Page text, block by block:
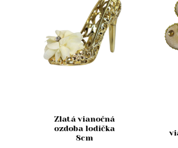
Zlatá vianočná
ozdoba lodička
8cm